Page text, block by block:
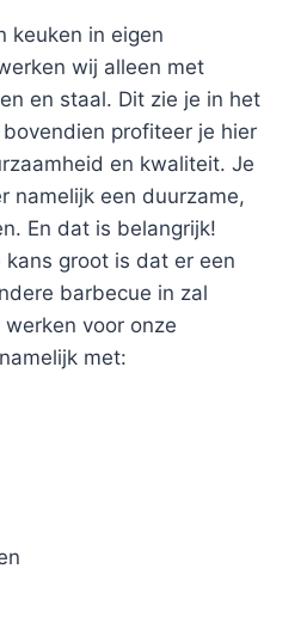
keuken in eigen
wij alleen met
en staal. Dit zie je in het
profiteer je hier
en kwaliteit. Je
namelijk een duurzame,
En dat is belangrijk!
groot is dat er een
barbecue in zal
voor onze
met: